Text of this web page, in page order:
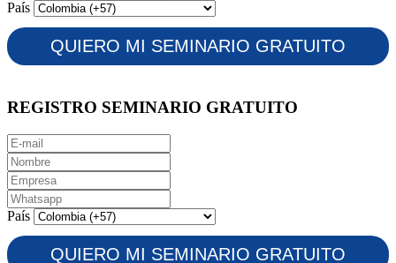
País
REGISTRO SEMINARIO GRATUITO
País